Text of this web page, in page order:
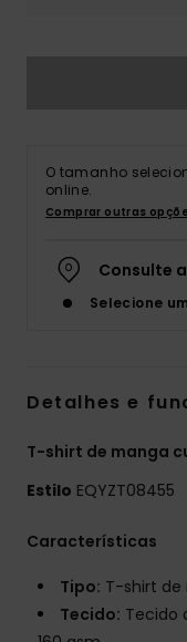
O tamanho
online.
Comprar outras
Consulte
Selecione
Detalhes e
T-shirt de manga
Estilo EQYZT08455
Características
Tipo: T-shirt de
Tecido: Tecido